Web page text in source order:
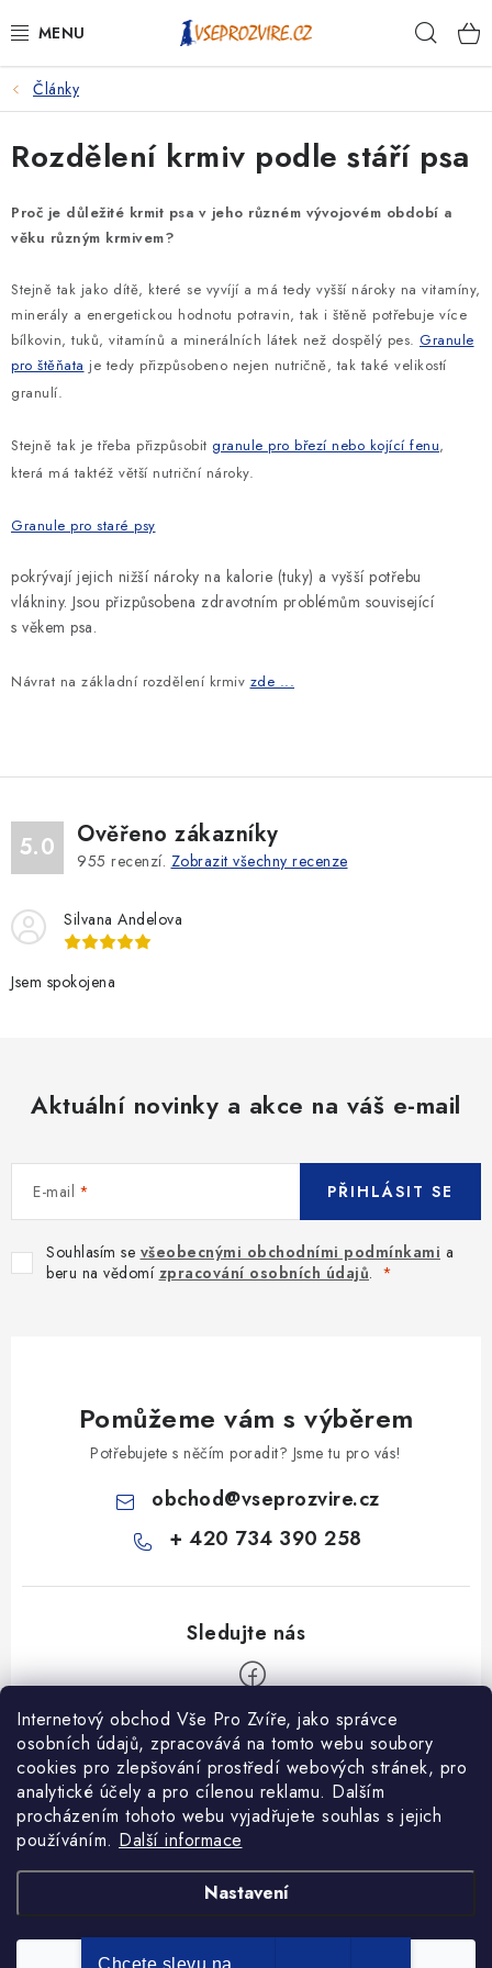
Internetový obchod Vše Pro Zvíře, jako správce
osobních údajů, zpracovává na tomto webu soubory
cookies pro zlepšování prostředí webových stránek, pro
analytické účely a pro cílenou reklamu. Dalším
procházením tohoto webu vyjadřujete souhlas s jejich
používáním. Další informace
Nastavení
na
PSI
KOČKY
KONĚ
PRO CHOVATELE
NA NEMOCI
KRÁLÍCI/HLODAVCI/PTÁCI
Ceník dopravy Kontakty
Obchodní podmínky
Články
Rozdělení krmiv podle stáří psa
Proč je důležité krmit psa v jeho různém vývojovém období a
věku různým krmivem?
Stejně tak jako dítě, které se vyvíjí a má tedy vyšší nároky na vitamíny,
minerály a energetickou hodnotu potravin, tak i štěně potřebuje více
bílkovin, tuků, vitamínů a minerálních látek než dospělý pes. Granule
pro štěňata je tedy přizpůsobeno nejen nutričně, tak také velikostí
granulí.
Stejně tak je třeba přizpůsobit granule pro březí nebo kojící fenu,
která má taktéž větší nutriční nároky.
Granule pro staré psy
pokrývají jejich nižší nároky na kalorie (tuky) a vyšší potřebu
vlákniny. Jsou přizpůsobena zdravotním problémům související
s věkem psa.
Návrat na základní rozdělení krmiv zde ...
5.0 Ověřeno zákazníky
955 recenzí. Zobrazit všechny recenze
Silvana Andelova
Jsem spokojena
Aktuální novinky a akce na váš e-mail
E-mail
Souhlasím se všeobecnými obchodními podmínkami a
beru na vědomí zpracování osobních údajů.
PŘIHLÁSIT SE
Pomůžeme vám s výběrem
Potřebujete s něčím poradit? Jsme tu pro vás!
obchod@vseprozvire.cz
+ 420 734 390 258
Informace pro Vás
Ceník dopravy
Kontakty
Obchodní podmínky
Podmínky ochrany osobních údajů
Heuréka recenze
Chcete slevu na